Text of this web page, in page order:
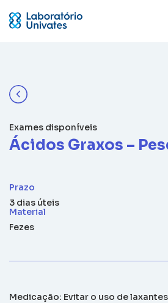
Exames disponíveis
Ácidos Graxos –
Prazo
3 dias úteis
Material
Fezes
Medicação: Evitar o uso de